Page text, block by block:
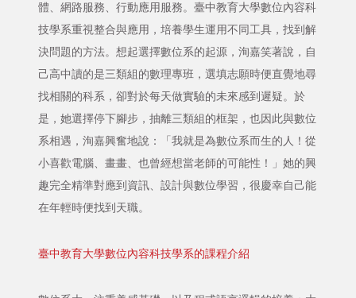
體、網路服務、行動應用服務。臺中教育大學數位內容科
技學系重視整合與應用，培養學生運用不同工具，找到解
決問題的方法。想起選擇數位系的起源，洵嘉笑著說，自
己高中讀的是三類組的數理專班，選填志願時便直覺地尋
找相關的科系，卻對於每天做實驗的未來感到遲疑。於
是，她選擇停下腳步，抽離三類組的框架，也因此與數位
系相遇，洵嘉興奮地說：「我就是為數位系而生的人！從
小喜歡電腦、畫畫、也曾經想當老師的可能性！」她的興
趣完全精準對應到資訊、設計與數位學習，很慶幸自己能
在年輕時便找到天職。
臺中教育大學數位內容科技學系的課程介紹